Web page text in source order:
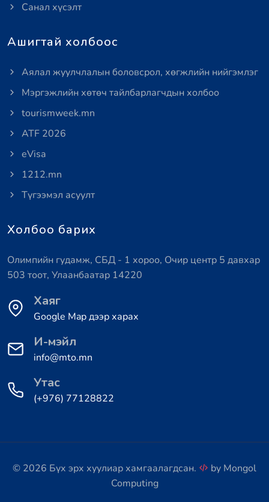
Санал хүсэлт
Ашигтай холбоос
Аялал жуулчлалын боловсрол, хөгжлийн нийгэмлэг
Мэргэжлийн хөтөч тайлбарлагчдын холбоо
tourismweek.mn
ATF 2026
eVisa
1212.mn
Түгээмэл асуулт
Холбоо барих
Олимпийн гудамж, СБД - 1 хороо, Очир центр 5 давхар
503 тоот, Улаанбаатар 14220
Хаяг
Google Map дээр харах
И-мэйл
info@mto.mn
Утас
(+976) 77128822
© 2026 Бүх эрх хуулиар хамгаалагдсан. by Mongol
Computing